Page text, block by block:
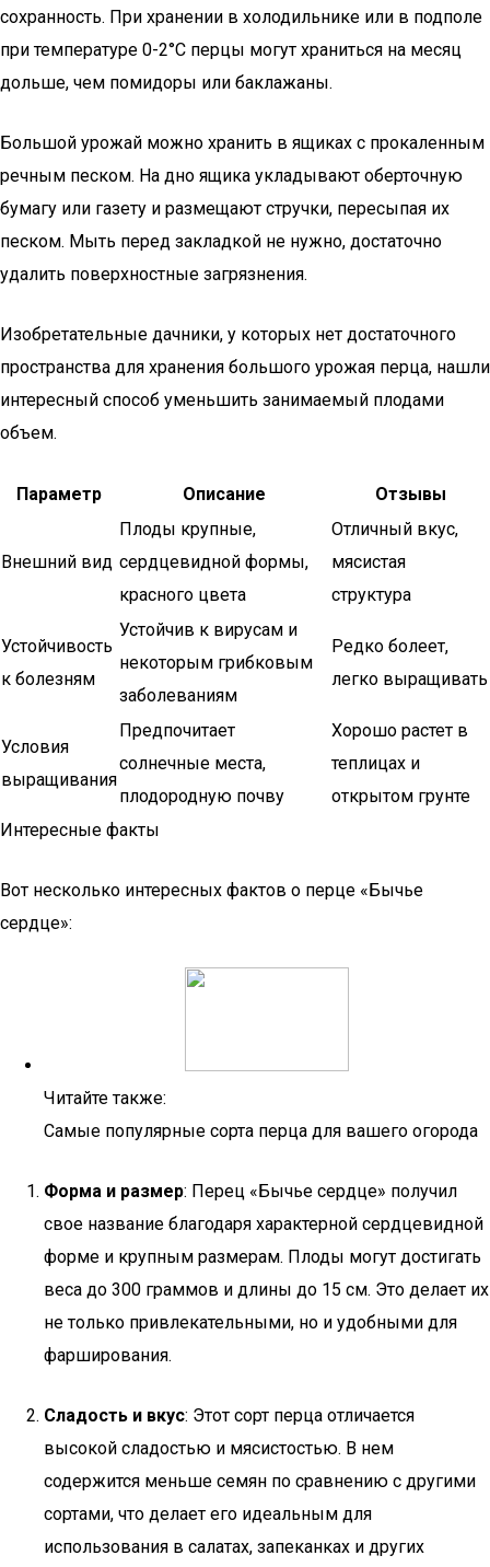
сохранность. При хранении в холодильнике или в подполе
при температуре 0-2°С перцы могут храниться на месяц
дольше, чем помидоры или баклажаны.
Большой урожай можно хранить в ящиках с прокаленным
речным песком. На дно ящика укладывают оберточную
бумагу или газету и размещают стручки, пересыпая их
песком. Мыть перед закладкой не нужно, достаточно
удалить поверхностные загрязнения.
Изобретательные дачники, у которых нет достаточного
пространства для хранения большого урожая перца, нашли
интересный способ уменьшить занимаемый плодами
объем.
Параметр Описание Отзывы
Внешний вид
Плоды крупные,
сердцевидной формы,
красного цвета
Отличный вкус,
мясистая
структура
Устойчивость
к болезням
Устойчив к вирусам и
некоторым грибковым
заболеваниям
Редко болеет,
легко выращивать
Условия
выращивания
Предпочитает
солнечные места,
плодородную почву
Хорошо растет в
теплицах и
открытом грунте
Интересные факты
Вот несколько интересных фактов о перце «Бычье
сердце»:
Читайте также:
Самые популярные сорта перца для вашего огорода
Форма и размер: Перец «Бычье сердце» получил
свое название благодаря характерной сердцевидной
форме и крупным размерам. Плоды могут достигать
веса до 300 граммов и длины до 15 см. Это делает их
не только привлекательными, но и удобными для
фарширования.
Сладость и вкус: Этот сорт перца отличается
высокой сладостью и мясистостью. В нем
содержится меньше семян по сравнению с другими
сортами, что делает его идеальным для
использования в салатах, запеканках и других